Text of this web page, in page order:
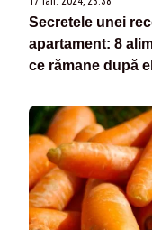
Secretele unei
apartament: 8
ce rămane după